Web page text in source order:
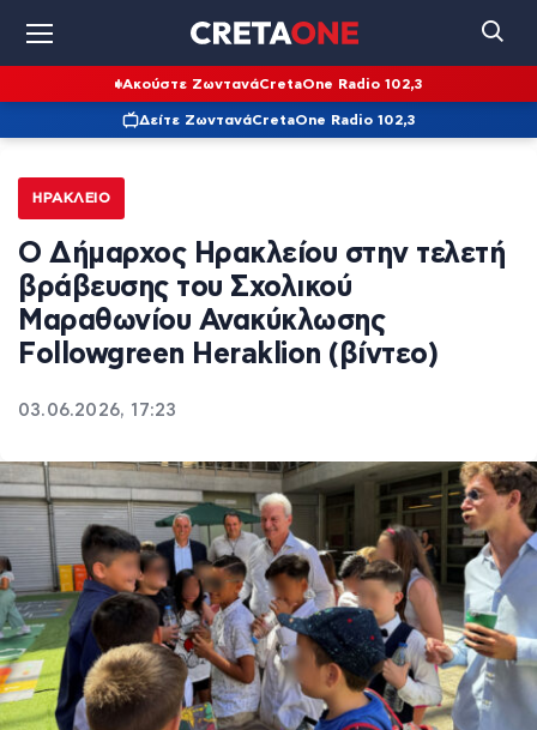
Ακούστε ΖωντανάCretaOne Radio 102,3
Δείτε ΖωντανάCretaOne Radio 102,3
ΗΡΆΚΛΕΙΟ
Ο Δήμαρχος Ηρακλείου στην τελετή
βράβευσης του Σχολικού
Μαραθωνίου Ανακύκλωσης
Followgreen Heraklion (βίντεο)
03.06.2026, 17:23